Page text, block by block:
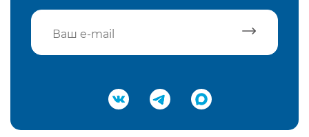
Подтвердить e-mail